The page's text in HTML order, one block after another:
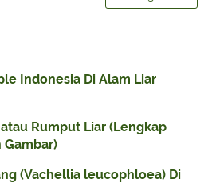
Indonesia Di Alam Liar
Rumput Liar (Lengkap
Gambar)
(Vachellia leucophloea) Di